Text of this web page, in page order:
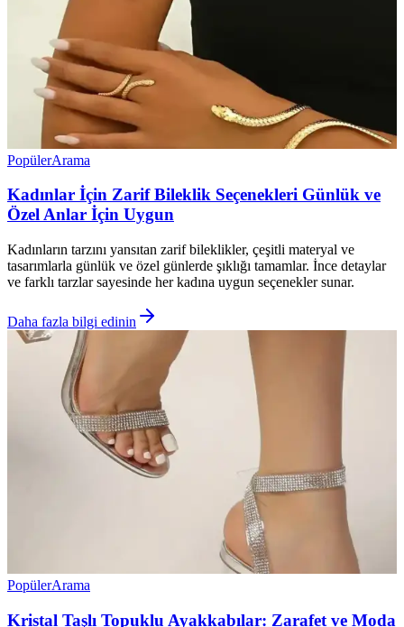
PopülerArama
Kadınlar İçin Zarif Bileklik Seçenekleri Günlük ve
Özel Anlar İçin Uygun
Kadınların tarzını yansıtan zarif bileklikler, çeşitli materyal ve
tasarımlarla günlük ve özel günlerde şıklığı tamamlar. İnce detaylar
ve farklı tarzlar sayesinde her kadına uygun seçenekler sunar.
Daha fazla bilgi edinin
PopülerArama
Kristal Taşlı Topuklu Ayakkabılar: Zarafet ve Moda